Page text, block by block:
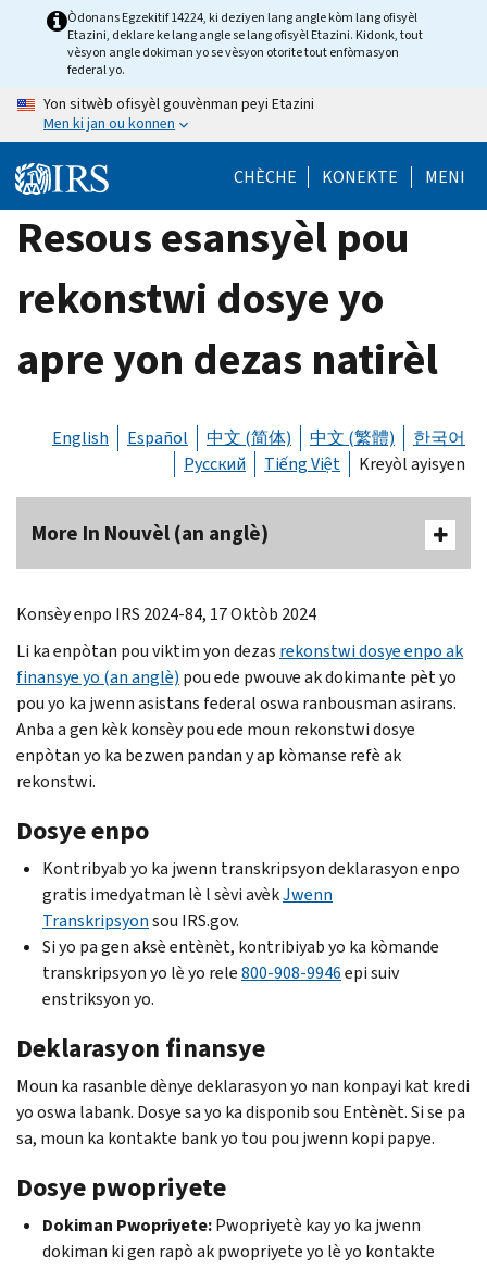
Òdonans Egzekitif 14224, ki deziyen lang angle kòm lang ofisyèl
Etazini, deklare ke lang angle se lang ofisyèl Etazini. Kidonk, tout
vèsyon angle dokiman yo se vèsyon otorite tout enfòmasyon
federal yo.
Yon sitwèb ofisyèl gouvènman peyi Etazini
Men ki jan ou konnen
CHÈCHE KONEKTE MENI
Resous esansyèl pou
rekonstwi dosye yo
apre yon dezas natirèl
English Español 中文 (简体) 中文 (繁體)
한국어
Русский
Tiếng Việt Kreyòl ayisyen
More In Nouvèl (an anglè)
Konsèy enpo IRS 2024-84, 17 Oktòb 2024
Li ka enpòtan pou viktim yon dezas rekonstwi dosye enpo ak
finansye yo (an anglè) pou ede pwouve ak dokimante pèt yo
pou yo ka jwenn asistans federal oswa ranbousman asirans.
Anba a gen kèk konsèy pou ede moun rekonstwi dosye
enpòtan yo ka bezwen pandan y ap kòmanse refè ak
rekonstwi.
Dosye enpo
Kontribyab yo ka jwenn transkripsyon deklarasyon enpo
gratis imedyatman lè l sèvi avèkJwenn
Transkripsyonsou IRS.gov.
Si yo pa gen aksè entènèt, kontribiyab yo ka kòmande
transkripsyon yo lè yo rele800-908-9946epi suiv
enstriksyon yo.
Deklarasyon finansye
Moun ka rasanble dènye deklarasyon yo nan konpayi kat kredi
yo oswa labank. Dosye sa yo ka disponib sou Entènèt. Si se pa
sa, moun ka kontakte bank yo tou pou jwenn kopi papye.
Dosye pwopriyete
Dokiman Pwopriyete:Pwopriyetè kay yo ka jwenn
dokiman ki gen rapò ak pwopriyete yo lè yo kontakte